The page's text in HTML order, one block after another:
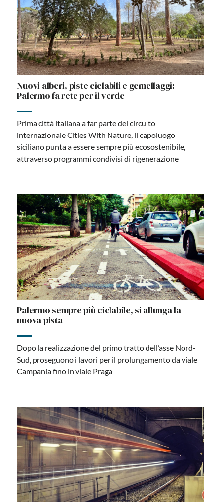
Nuovi alberi, piste ciclabili e gemellaggi:
Palermo fa rete per il verde
Prima città italiana a far parte del circuito
internazionale Cities With Nature, il capoluogo
siciliano punta a essere sempre più ecosostenibile,
attraverso programmi condivisi di rigenerazione
Palermo sempre più ciclabile, si allunga la
nuova pista
Dopo la realizzazione del primo tratto dell’asse Nord-
Sud, proseguono i lavori per il prolungamento da viale
Campania fino in viale Praga